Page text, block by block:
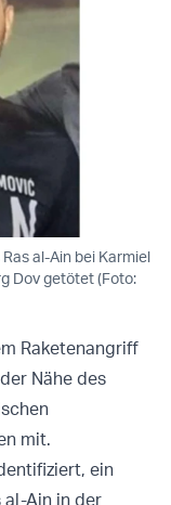
al-Ain bei Karmiel
Dov getötet (Foto:
Raketenangriff
Nähe des
mit.
ein
al-Ain in der